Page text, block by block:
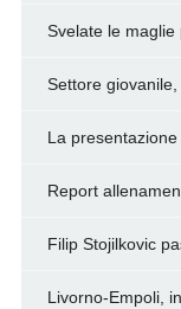
Svelate le
Settore
La
Report
Filip Stojilkovic
Livorno-Empoli,